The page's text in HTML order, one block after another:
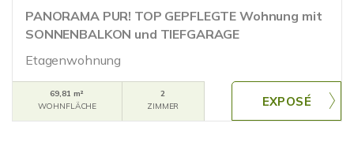
PANORAMA PUR! TOP GEPFLEGTE Wohnung mit
SONNENBALKON und TIEFGARAGE
Etagenwohnung
69,81 m²
WOHNFLÄCHE
2
ZIMMER